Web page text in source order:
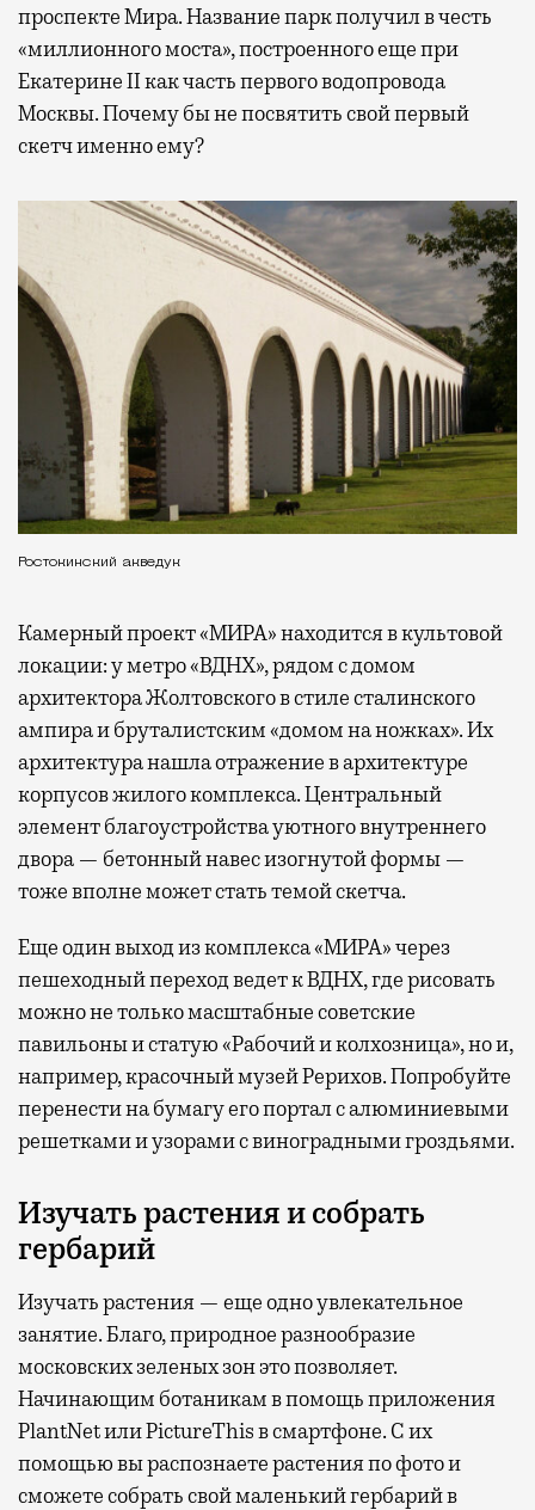
проспекте Мира. Название парк получил в честь
«миллионного моста», построенного еще при
Екатерине II как часть первого водопровода
Москвы. Почему бы не посвятить свой первый
скетч именно ему?
Ростокинский акведук
Камерный проект «МИРА» находится в культовой
локации: у метро «ВДНХ», рядом с домом
архитектора Жолтовского в стиле сталинского
ампира и бруталистским «домом на ножках». Их
архитектура нашла отражение в архитектуре
корпусов жилого комплекса. Центральный
элемент благоустройства уютного внутреннего
двора — бетонный навес изогнутой формы —
тоже вполне может стать темой скетча.
Еще один выход из комплекса «МИРА» через
пешеходный переход ведет к ВДНХ, где рисовать
можно не только масштабные советские
павильоны и статую «Рабочий и колхозница», но и,
например, красочный музей Рерихов. Попробуйте
перенести на бумагу его портал с алюминиевыми
решетками и узорами с виноградными гроздьями.
Изучать растения и собрать
гербарий
Изучать растения — еще одно увлекательное
занятие. Благо, природное разнообразие
московских зеленых зон это позволяет.
Начинающим ботаникам в помощь приложения
PlantNet или PictureThis в смартфоне. С их
помощью вы распознаете растения по фото и
сможете собрать свой маленький гербарий в